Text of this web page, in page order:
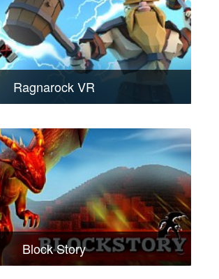
Ragnarock VR
Block Story